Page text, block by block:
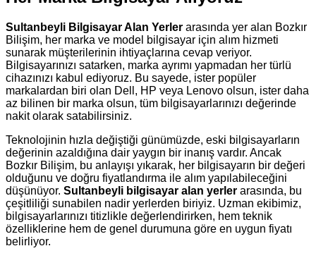
Sultanbeyli Bilgisayar Alan Yerler arasında yer alan Bozkır
Bilişim, her marka ve model bilgisayar için alım hizmeti
sunarak müşterilerinin ihtiyaçlarına cevap veriyor.
Bilgisayarınızı satarken, marka ayrımı yapmadan her türlü
cihazınızı kabul ediyoruz. Bu sayede, ister popüler
markalardan biri olan Dell, HP veya Lenovo olsun, ister daha
az bilinen bir marka olsun, tüm bilgisayarlarınızı değerinde
nakit olarak satabilirsiniz.
Teknolojinin hızla değiştiği günümüzde, eski bilgisayarların
değerinin azaldığına dair yaygın bir inanış vardır. Ancak
Bozkır Bilişim, bu anlayışı yıkarak, her bilgisayarın bir değeri
olduğunu ve doğru fiyatlandırma ile alım yapılabileceğini
düşünüyor. Sultanbeyli bilgisayar alan yerler arasında, bu
çeşitliliği sunabilen nadir yerlerden biriyiz. Uzman ekibimiz,
bilgisayarlarınızı titizlikle değerlendirirken, hem teknik
özelliklerine hem de genel durumuna göre en uygun fiyatı
belirliyor.